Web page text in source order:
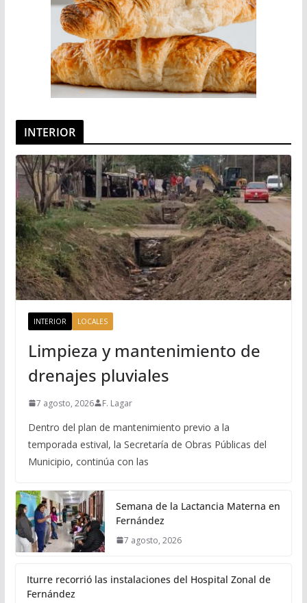
INTERIOR
INTERIOR LOCALES
Limpieza y mantenimiento de
drenajes pluviales
7 agosto, 2026 F. Lagar
Dentro del plan de mantenimiento previo a la
temporada estival, la Secretaría de Obras Públicas del
Municipio, continúa con las
Semana de la Lactancia Materna en
Fernández
7 agosto, 2026
Iturre recorrió las instalaciones del Hospital Zonal de
Fernández